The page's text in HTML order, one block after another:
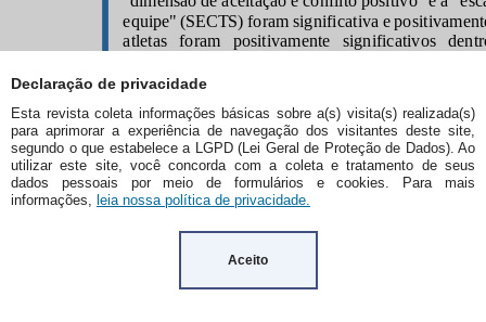
Declaração de privacidade
Esta revista coleta informações básicas sobre a(s) visita(s) realizada(s)
para aprimorar a experiência de navegação dos visitantes deste site,
segundo o que estabelece a LGPD (Lei Geral de Proteção de Dados). Ao
utilizar este site, você concorda com a coleta e tratamento de seus
dados pessoais por meio de formulários e cookies. Para mais
informações, leia nossa política de privacidade.
Aceito